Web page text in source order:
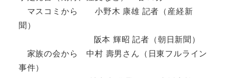
マスコミから 小野木 康雄 記者（産経新
聞）
阪本 輝昭 記者（朝日新聞）
家族の会から 中村 壽男さん（日東フルライン
事件）